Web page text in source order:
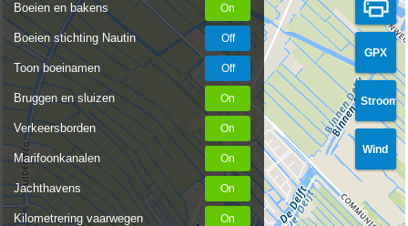
Boeien en bakens
Boeien stichting Nautin
Toon boeinamen
Bruggen en sluizen
Verkeersborden
Marifoonkanalen
Jachthavens
Kilometrering vaarwegen
GPX
Stroom
Wind